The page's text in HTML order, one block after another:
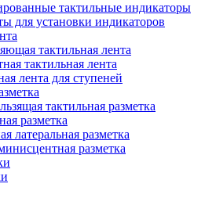
тактильные индикаторы
для установки индикаторов
тактильная лента
тактильная лента
лента для ступеней
тактильная разметка
разметка
латеральная разметка
разметка